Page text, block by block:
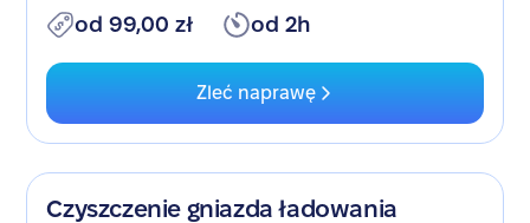
od 99,00 zł od 2h
Zleć naprawę
Czyszczenie gniazda ładowania